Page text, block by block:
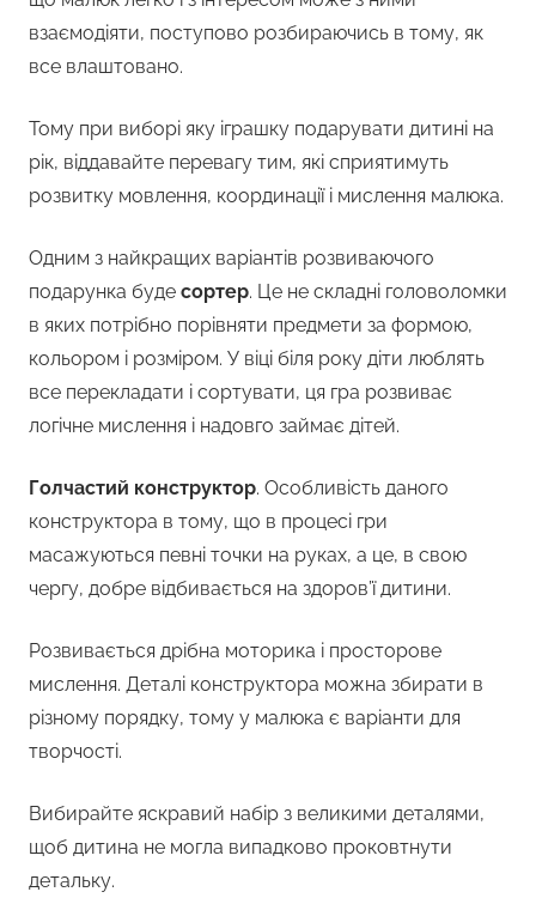
взаємодіяти, поступово розбираючись в тому, як
все влаштовано.
Тому при виборі яку іграшку подарувати дитині на
рік, віддавайте перевагу тим, які сприятимуть
розвитку мовлення, координації і мислення малюка.
Одним з найкращих варіантів розвиваючого
подарунка буде сортер. Це не складні головоломки
в яких потрібно порівняти предмети за формою,
кольором і розміром. У віці біля року діти люблять
все перекладати і сортувати, ця гра розвиває
логічне мислення і надовго займає дітей.
Голчастий конструктор. Особливість даного
конструктора в тому, що в процесі гри
масажуються певні точки на руках, а це, в свою
чергу, добре відбивається на здоров’ї дитини.
Розвивається дрібна моторика і просторове
мислення. Деталі конструктора можна збирати в
різному порядку, тому у малюка є варіанти для
творчості.
Вибирайте яскравий набір з великими деталями,
щоб дитина не могла випадково проковтнути
детальку.